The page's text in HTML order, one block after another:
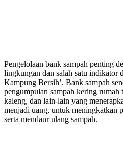
Pengelolaan bank sampah penting
lingkungan dan salah satu indikator
Kampung Bersih’. Bank sampah
pengumpulan sampah kering rumah
kaleng, dan lain-lain yang
menjadi uang, untuk meningkatkan
serta mendaur ulang sampah.